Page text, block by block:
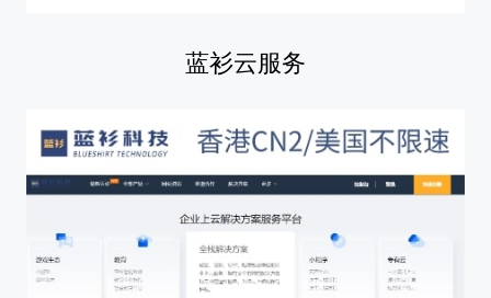
蓝衫云服务